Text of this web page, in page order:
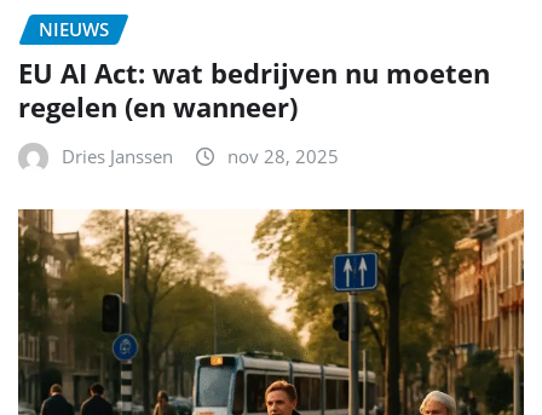
NIEUWS
EU AI Act: wat bedrijven nu moeten
regelen (en wanneer)
Dries Janssen nov 28, 2025